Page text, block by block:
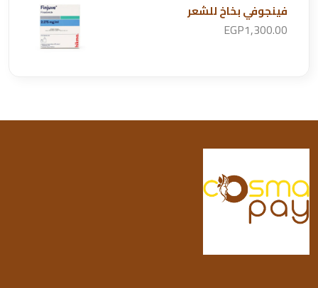
فينجوفي بخاخ للشعر
EGP1,300.00